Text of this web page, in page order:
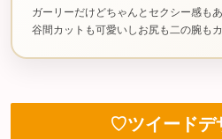
ガーリーだけどちゃんとセクシー感も
谷間カットも可愛いしお尻も二の腕も
♡ツイード